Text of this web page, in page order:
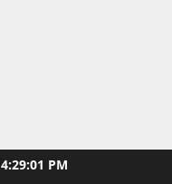
4:29:02 PM